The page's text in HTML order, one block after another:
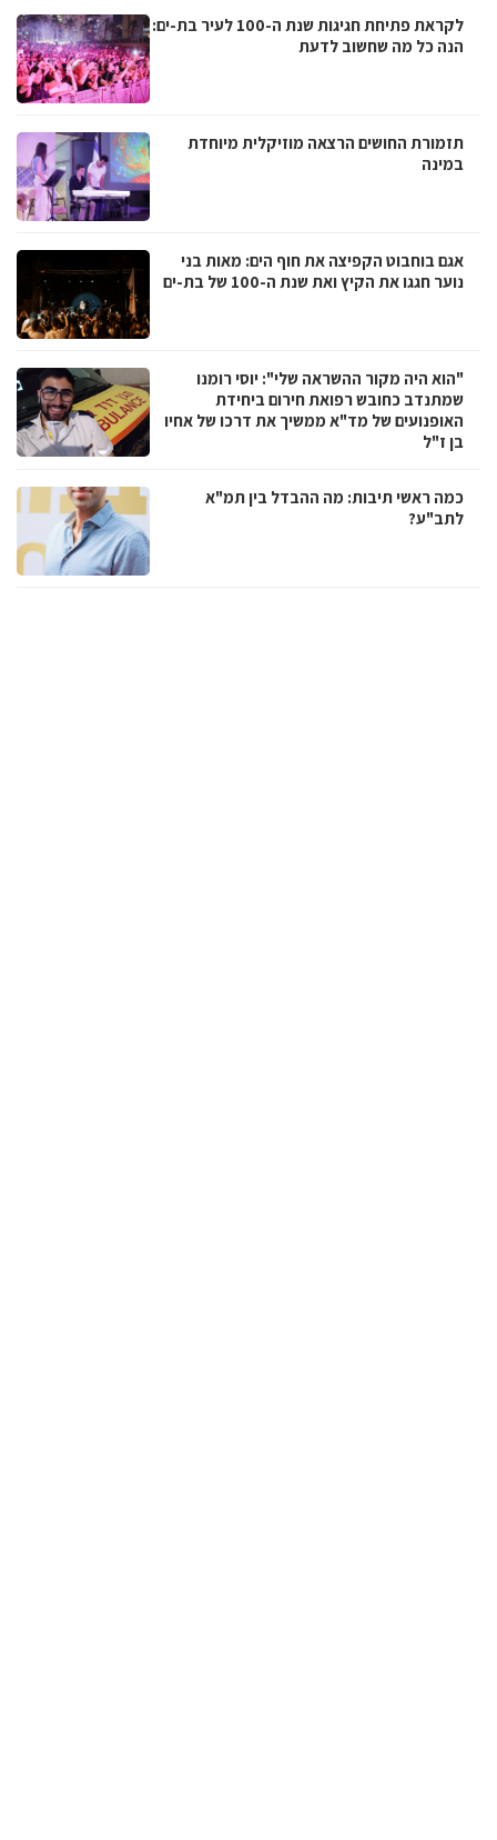
לקראת פתיחת חגיגות שנת ה-100 לעיר בת-ים:
הנה כל מה שחשוב לדעת
תזמורת החושים הרצאה מוזיקלית מיוחדת
במינה
אגם בוחבוט הקפיצה את חוף הים: מאות בני
נוער חגגו את הקיץ ואת שנת ה-100 של בת-ים
"הוא היה מקור ההשראה שלי": יוסי רומנו
שמתנדב כחובש רפואת חירום ביחידת
האופנועים של מד"א ממשיך את דרכו של אחיו
בן ז"ל
כמה ראשי תיבות: מה ההבדל בין תמ"א
לתב"ע?